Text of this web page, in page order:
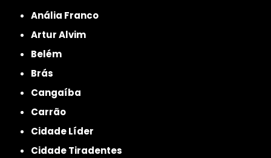
Anália Franco
Artur Alvim
Belém
Brás
Cangaíba
Carrão
Cidade Líder
Cidade Tiradentes